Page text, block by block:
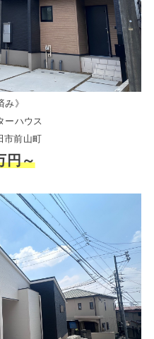
み》
ーハウス
市前山町
円～